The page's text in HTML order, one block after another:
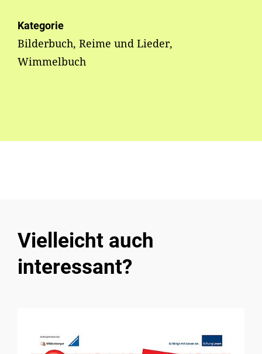
Kategorie
Bilderbuch, Reime und Lieder,
Wimmelbuch
Vielleicht auch
interessant?